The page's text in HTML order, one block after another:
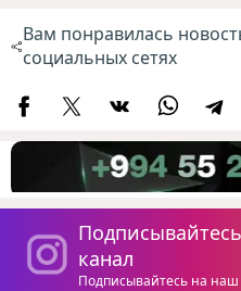
Вам понравилась
социальных сетях
канал
Подписывайтесь на